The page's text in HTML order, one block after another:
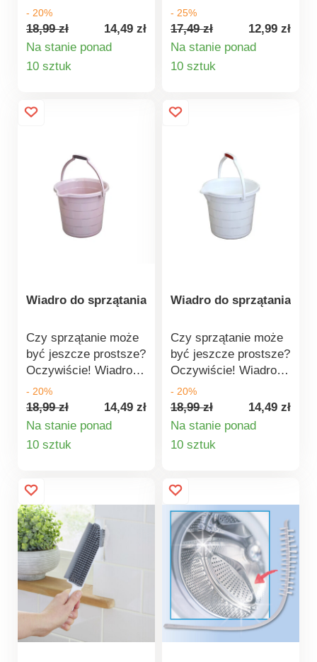
wykonane z wysokiej
jakości elastycznego
tworzywa sztucznego
z dziubkiem do
wylewania ułatwi
części znajduje się
rączka, która idealnie
szczególnie przy
wylewaniu zawartości
wiadra.
- 20%
18,99 zł
14,49 zł
Na stanie ponad
10 sztuk
wylewania. W dolnej
części znajduje się
rączka, która idealnie
sprawdzi się
szczególnie przy
wiadra. Z
wytrzymałego i
tworzywa sztucznego.
Wymiary: 31,5 x 30 x
25 cm. Pojemność 9 l.
- 25%
17,49 zł
12,99 zł
Na stanie ponad
10 sztuk
Wiadro do sprzątania
Czy sprzątanie może
być jeszcze prostsze?
Oczywiście! Wiadro
wykonane z wysokiej
jakości elastycznego
tworzywa sztucznego
z dziubkiem do
wylewania ułatwi
części znajduje się
rączka, która idealnie
sprawdzi się
szczególnie przy
wylewaniu zawartości
wiadra.
- 20%
18,99 zł
14,49 zł
Na stanie ponad
10 sztuk
Wiadro do sprzątania
Czy sprzątanie może
być jeszcze prostsze?
Oczywiście! Wiadro
wykonane z wysokiej
jakości elastycznego
tworzywa sztucznego
z dziubkiem do
wylewania ułatwi
części znajduje się
rączka, która idealnie
sprawdzi się
szczególnie przy
wylewaniu zawartości
wiadra.
- 20%
18,99 zł
14,49 zł
Na stanie ponad
10 sztuk